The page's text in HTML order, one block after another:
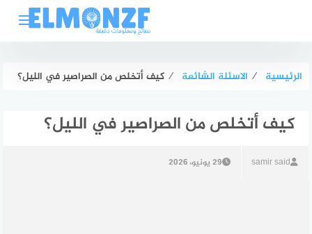
الرئيسية ⁄ الاسئلة الشائعة ⁄ كيف أتخلص من الصراصير في الليل؟
كيف أتخلص من الصراصير في الليل؟
samir said 29 يونيو، 2026